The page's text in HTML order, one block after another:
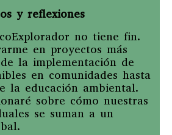
y reflexiones
no tiene fin.
en proyectos más
la implementación de
en comunidades hasta
la educación ambiental.
sobre cómo nuestras
se suman a un